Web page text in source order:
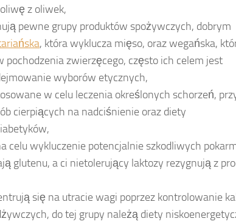
z oliwek,
pewne grupy produktów spożywczych, dobrym
, która wyklucza mięso, oraz wegańska,
pochodzenia zwierzęcego, często ich celem jest
wyborów etycznych,
w celu leczenia określonych schorzeń,
cierpiących na nadciśnienie oraz diety
celu wykluczenie potencjalnie szkodliwych
glutenu, a ci nietolerujący laktozy rezygnują z
się na utracie wagi poprzez kontrolowanie
do tej grupy należą diety